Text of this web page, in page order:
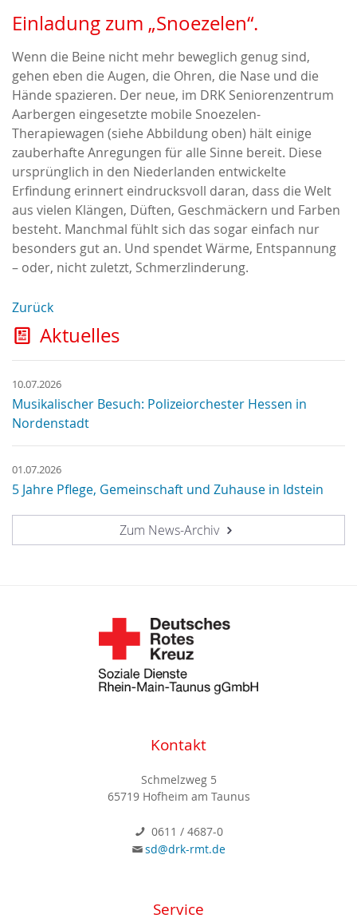
Einladung zum „Snoezelen“.
Wenn die Beine nicht mehr beweglich genug sind,
gehen eben die Augen, die Ohren, die Nase und die
Hände spazieren. Der neue, im DRK Seniorenzentrum
Aarbergen eingesetzte mobile Snoezelen-
Therapiewagen (siehe Abbildung oben) hält einige
zauberhafte Anregungen für alle Sinne bereit. Diese
ursprünglich in den Niederlanden entwickelte
Erfindung erinnert eindrucksvoll daran, dass die Welt
aus vielen Klängen, Düften, Geschmäckern und Farben
besteht. Manchmal fühlt sich das sogar einfach nur
besonders gut an. Und spendet Wärme, Entspannung
– oder, nicht zuletzt, Schmerzlinderung.
Zurück
Aktuelles
10.07.2026
Musikalischer Besuch: Polizeiorchester Hessen in
Nordenstadt
01.07.2026
5 Jahre Pflege, Gemeinschaft und Zuhause in Idstein
Zum News-Archiv
Kontakt
Schmelzweg 5
65719 Hofheim am Taunus
0611 / 4687-0
sd@drk-rmt.de
Service